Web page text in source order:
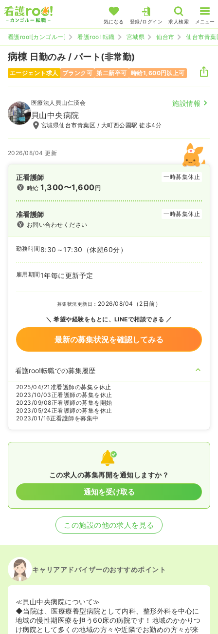
気になる 登録/ログイン 求人検索 メニュー
看護roo![カンゴルー] 看護roo! 転職 宮城県 仙台市 仙台市青葉
病棟 日勤のみ / パート(非常勤)
エージェント求人 ブランク可 第二新卒可 時給1,600円以上可
医療法人貝山仁済会 施設情報
貝山中央病院
宮城県仙台市青葉区 / 大町西公園駅 徒歩4分
2026/08/04 更新
正看護師
一時募集休止
時給1,300〜1,600円
准看護師
一時募集休止
お問い合わせください
勤務時間 8:30～17:30 （休憩60分）
雇用期間 1年毎に更新予定
募集状況更新日： 2026/08/04（2日前）
希望や経験をもとに、LINEで相談できる
最新の募集状況を確認してみる
看護roo!転職での募集履歴
2025/04/21 准看護師の募集を休止
2023/10/03正看護師の募集を休止
2023/09/08正看護師の募集を開始
2023/05/24正看護師の募集を休止
2023/01/16正看護師を募集中
この求人の募集再開を通知しますか？
通知を受け取る
この施設の他の求人を見る
キャリアアドバイザーのおすすめポイント
≪貝山中央病院について≫
◆当院は、医療療養型病院として内科、整形外科を中心に
地域の慢性期医療を担う60床の病院です！地域のかかりつ
け病院として多くの地域の方々や近隣でお勤めの方々が来